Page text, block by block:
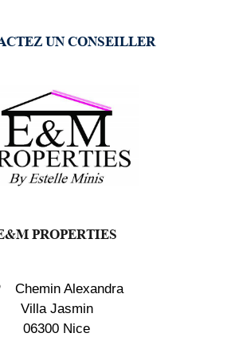
UN CONSEILLER
PROPERTIES
Chemin Alexandra
Villa Jasmin
06300 Nice